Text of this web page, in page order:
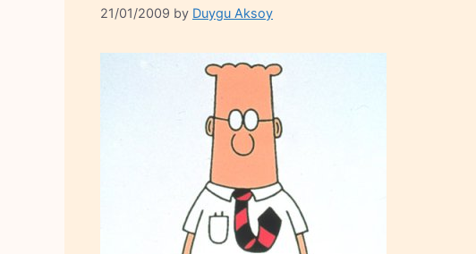
21/01/2009 by Duygu Aksoy